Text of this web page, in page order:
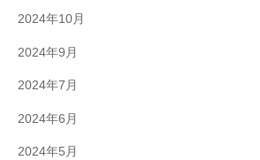
2024年10月
2024年9月
2024年7月
2024年6月
2024年5月